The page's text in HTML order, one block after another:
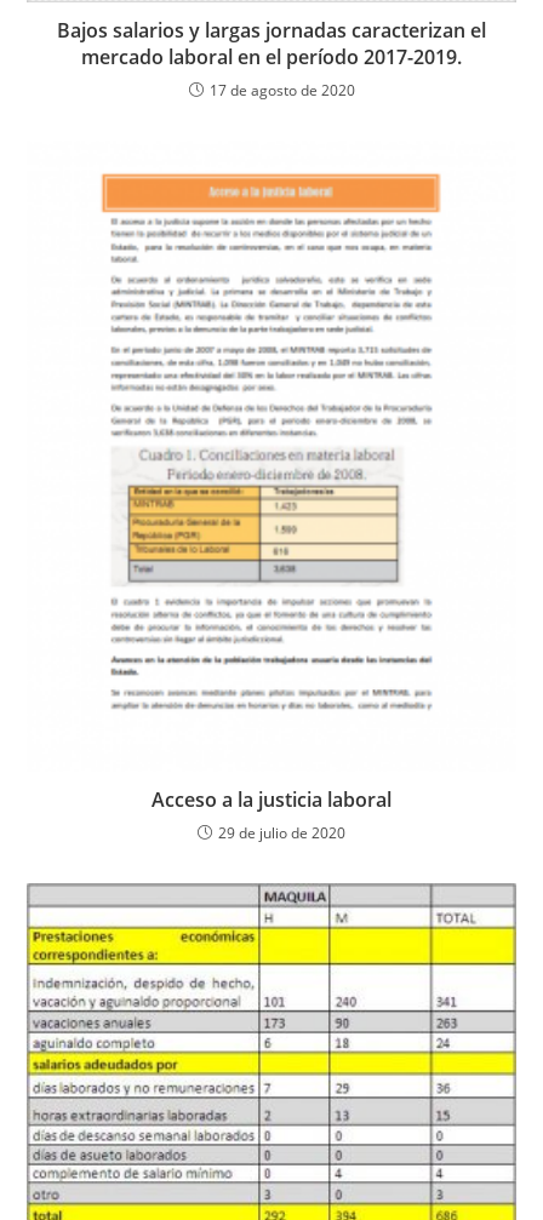
Bajos salarios y largas jornadas caracterizan el
mercado laboral en el período 2017-2019.
17 de agosto de 2020
Acceso a la justicia laboral
29 de julio de 2020